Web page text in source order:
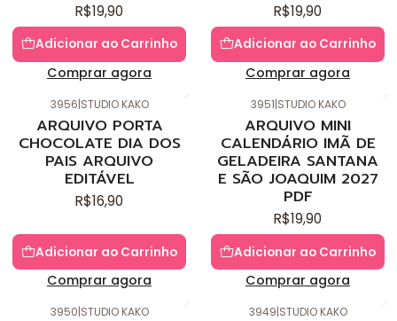
R$19,90
Adicionar ao Carrinho
Comprar agora
R$19,90
Adicionar ao Carrinho
Comprar agora
3956|STUDIO KAKO
ARQUIVO PORTA
CHOCOLATE DIA DOS
PAIS ARQUIVO
EDITÁVEL
R$16,90
Adicionar ao Carrinho
Comprar agora
3951|STUDIO KAKO
ARQUIVO MINI
CALENDÁRIO IMÃ DE
GELADEIRA SANTANA
E SÃO JOAQUIM 2027
PDF
R$19,90
Adicionar ao Carrinho
Comprar agora
3950|STUDIO KAKO 3949|STUDIO KAKO